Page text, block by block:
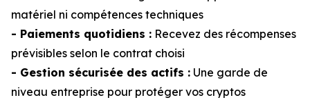
matériel ni compétences techniques
- Paiements quotidiens : Recevez des récompenses
prévisibles selon le contrat choisi
- Gestion sécurisée des actifs : Une garde de
niveau entreprise pour protéger vos cryptos